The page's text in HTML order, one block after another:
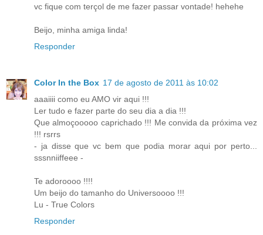
vc fique com terçol de me fazer passar vontade! hehehe
Beijo, minha amiga linda!
Responder
Color In the Box 17 de agosto de 2011 às 10:02
aaaiiii como eu AMO vir aqui !!!
Ler tudo e fazer parte do seu dia a dia !!!
Que almoçooooo caprichado !!! Me convida da próxima vez
!!! rsrrs
- ja disse que vc bem que podia morar aqui por perto...
sssnniiffeee -
Te adoroooo !!!!
Um beijo do tamanho do Universoooo !!!
Lu - True Colors
Responder